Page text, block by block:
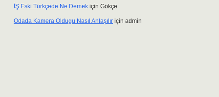
İŞ Eski Türkçede Ne Demek için Gökçe
Odada Kamera Oldugu Nasıl Anlaşılır için admin